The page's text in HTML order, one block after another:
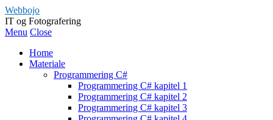
Webbojo
IT og Fotografering
Menu Close
Home
Materiale
Programmering C#
Programmering C# kapitel 1
Programmering C# kapitel 2
Programmering C# kapitel 3